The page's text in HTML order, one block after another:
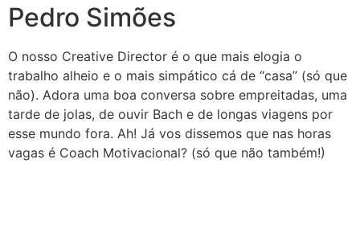
Pedro Simões
O nosso Creative Director é o que mais elogia o
trabalho alheio e o mais simpático cá de “casa” (só que
não). Adora uma boa conversa sobre empreitadas, uma
tarde de jolas, de ouvir Bach e de longas viagens por
esse mundo fora. Ah! Já vos dissemos que nas horas
vagas é Coach Motivacional? (só que não também!)